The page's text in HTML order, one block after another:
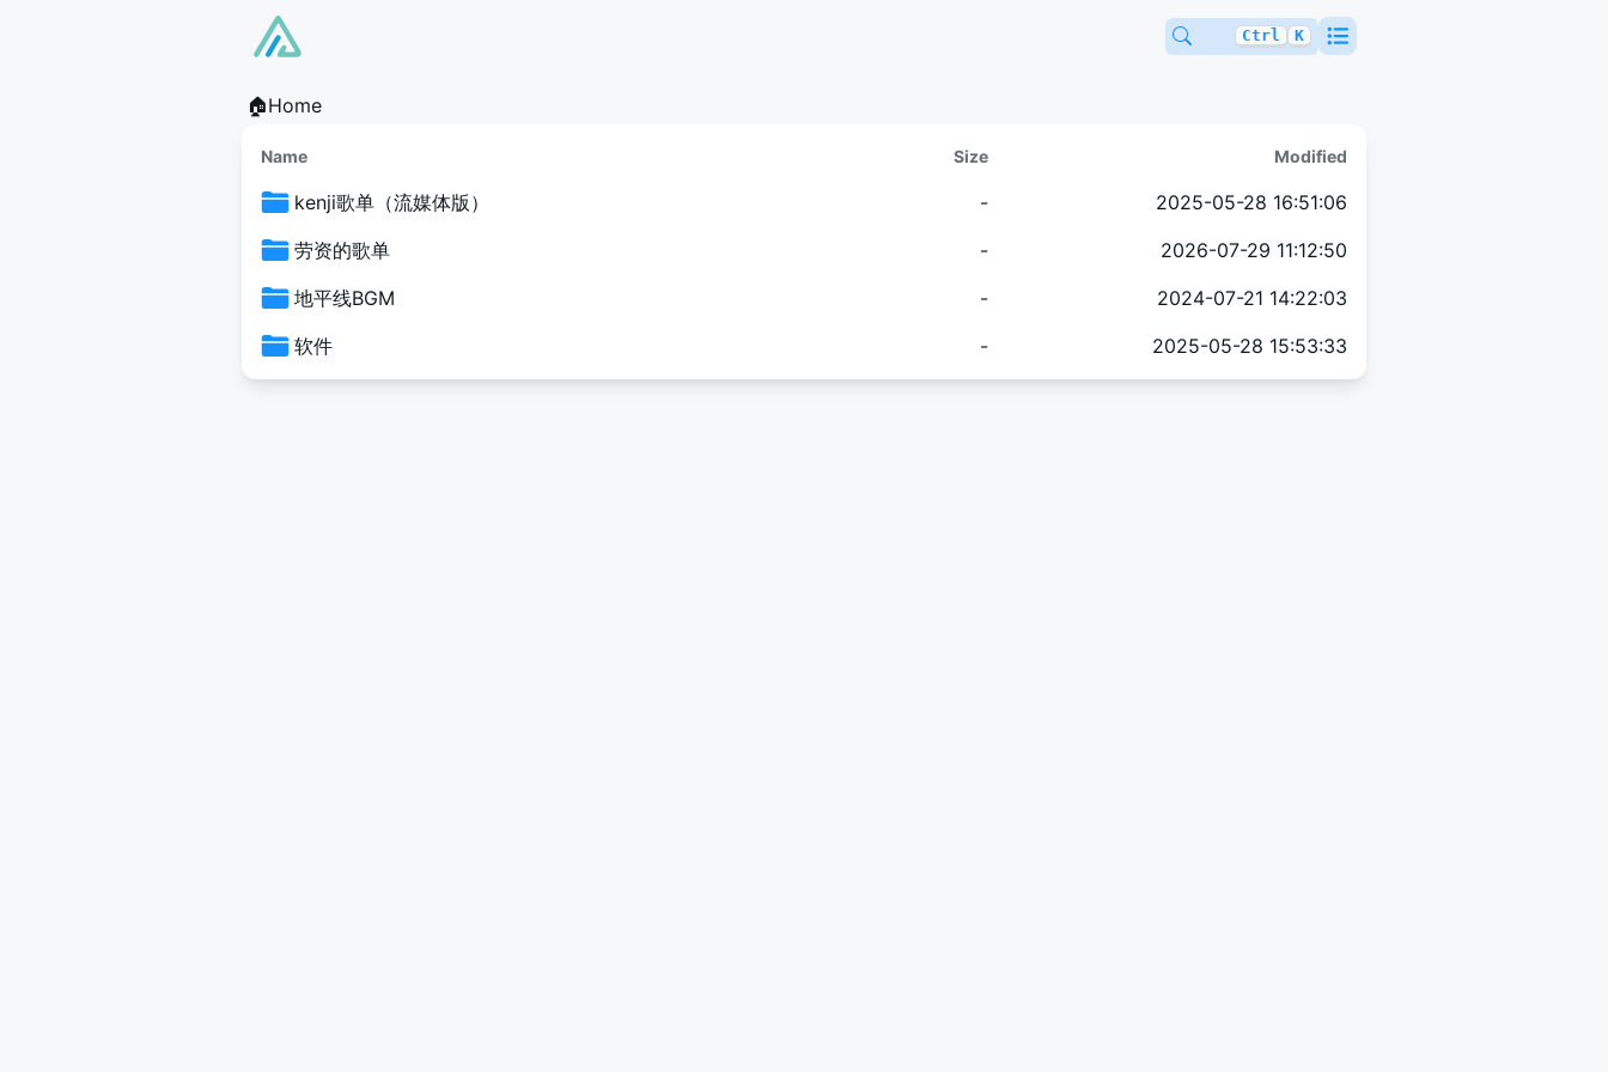
Ctrl K
🏠Home
Name Size Modified
kenji歌单（流媒体版） -
2025-05-28 16:51:06
劳资的歌单
-
2026-07-29 11:12:50
地平线BGM
-
2024-07-21 14:22:03
软件
- 2025-05-28 15:53:33